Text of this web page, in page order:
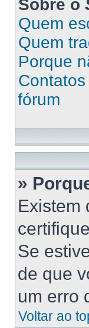
Sobre o
Quem
Quem
Porque
fórum
»
Existem
Se
de que
um erro
Voltar ao